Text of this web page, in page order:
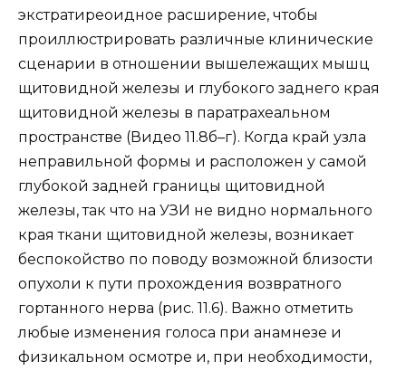
экстратиреоидное расширение, чтобы
проиллюстрировать различные клинические
сценарии в отношении вышележащих мышц
щитовидной железы и глубокого заднего края
щитовидной железы в паратрахеальном
пространстве (Видео 11.8б–г). Когда край узла
неправильной формы и расположен у самой
глубокой задней границы щитовидной
железы, так что на УЗИ не видно нормального
края ткани щитовидной железы, возникает
беспокойство по поводу возможной близости
опухоли к пути прохождения возвратного
гортанного нерва (рис. 11.6). Важно отметить
любые изменения голоса при анамнезе и
физикальном осмотре и, при необходимости,